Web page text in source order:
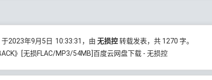
2023年9月5日 10:33:31 ，由 无损控转载发表，共 1270 字。
》[无损FLAC/MP3/54MB]百度云网盘下载 - 无损控